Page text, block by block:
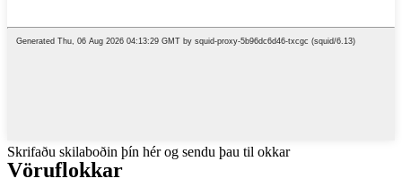
Skrifaðu skilaboðin þín hér og sendu þau til okkar
Vöruflokkar